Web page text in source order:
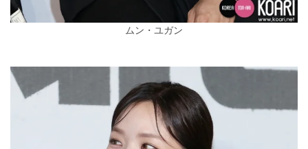
ムン・ユガン